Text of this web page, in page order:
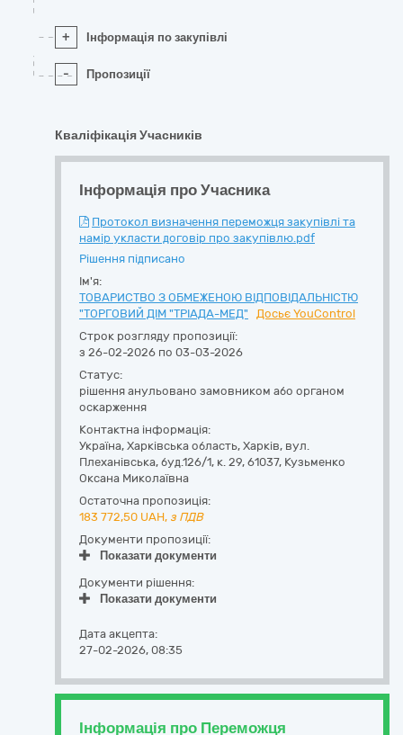
+ Інформація по закупівлі
- Пропозиції
Кваліфікація Учасників
Інформація про Учасника
Протокол визначення переможця закупівлі та
намір укласти договір про закупівлю.pdf
Рішення підписано
Ім'я:
ТОВАРИСТВО З ОБМЕЖЕНОЮ ВІДПОВІДАЛЬНІСТЮ
"ТОРГОВИЙ ДІМ "ТРІАДА-МЕД"
Досьє YouControl
Строк розгляду пропозиції:
з 26-02-2026 по 03-03-2026
Статус:
рішення анульовано замовником або органом
оскарження
Контактна інформація:
Україна, Харківська область, Харків, вул.
Плеханівська, буд.126/1, к. 29, 61037, Кузьменко
Оксана Миколаївна
Остаточна пропозиція:
183 772,50 UAH, з ПДВ
Документи пропозиції:
Показати документи
Документи рішення:
Показати документи
Дата акцепта:
27-02-2026, 08:35
Інформація про Переможця